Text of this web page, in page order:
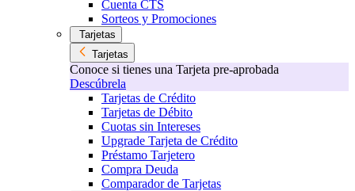
Cuenta CTS
Sorteos y Promociones
Tarjetas
Tarjetas
Conoce si tienes una Tarjeta pre-aprobada
Descúbrela
Tarjetas de Crédito
Tarjetas de Débito
Cuotas sin Intereses
Upgrade Tarjeta de Crédito
Préstamo Tarjetero
Compra Deuda
Comparador de Tarjetas